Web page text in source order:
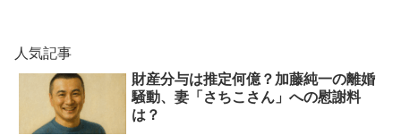
人気記事
財産分与は推定何億？加藤純一の離婚
騒動、妻「さちこさん」への慰謝料
は？